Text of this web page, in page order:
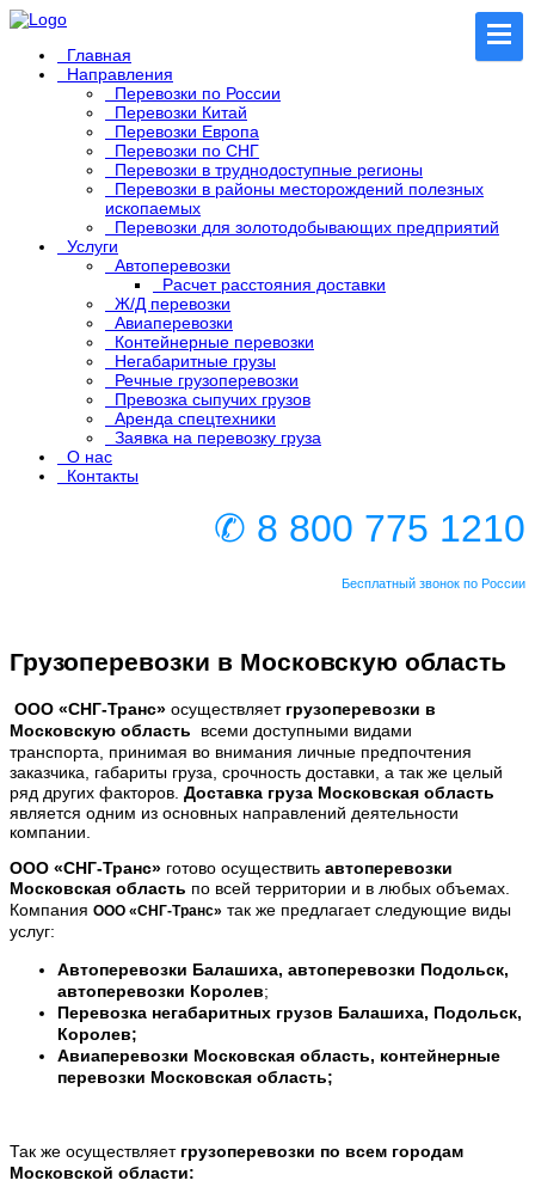
Главная
Направления
Перевозки по России
Перевозки Китай
Перевозки Европа
Перевозки по СНГ
Перевозки в труднодоступные регионы
Перевозки в районы месторождений полезных
ископаемых
Перевозки для золотодобывающих предприятий
Услуги
Автоперевозки
Расчет расстояния доставки
Ж/Д перевозки
Авиаперевозки
Контейнерные перевозки
Негабаритные грузы
Речные грузоперевозки
Превозка сыпучих грузов
Аренда спецтехники
Заявка на перевозку груза
О нас
Контакты
✆ 8 800 775 1210
Бесплатный звонок по России
Грузоперевозки в Московскую область
ООО «СНГ-Транс» осуществляет грузоперевозки в
Московскую область
всеми доступными видами
транспорта, принимая во внимания личные предпочтения
заказчика, габариты груза, срочность доставки, а так же целый
ряд других факторов. Доставка груза Московская область
является одним из основных направлений деятельности
компании.
ООО «СНГ-Транс» готово осуществить автоперевозки
Московская область по всей территории и в любых объемах.
Компания ООО «СНГ-Транс» так же предлагает следующие виды
услуг:
Автоперевозки Балашиха, автоперевозки Подольск,
автоперевозки Королев;
Перевозка негабаритных грузов Балашиха, Подольск,
Королев;
Авиаперевозки Московская область, контейнерные
перевозки Московская область;
Так же осуществляет грузоперевозки по всем городам
Московской области: